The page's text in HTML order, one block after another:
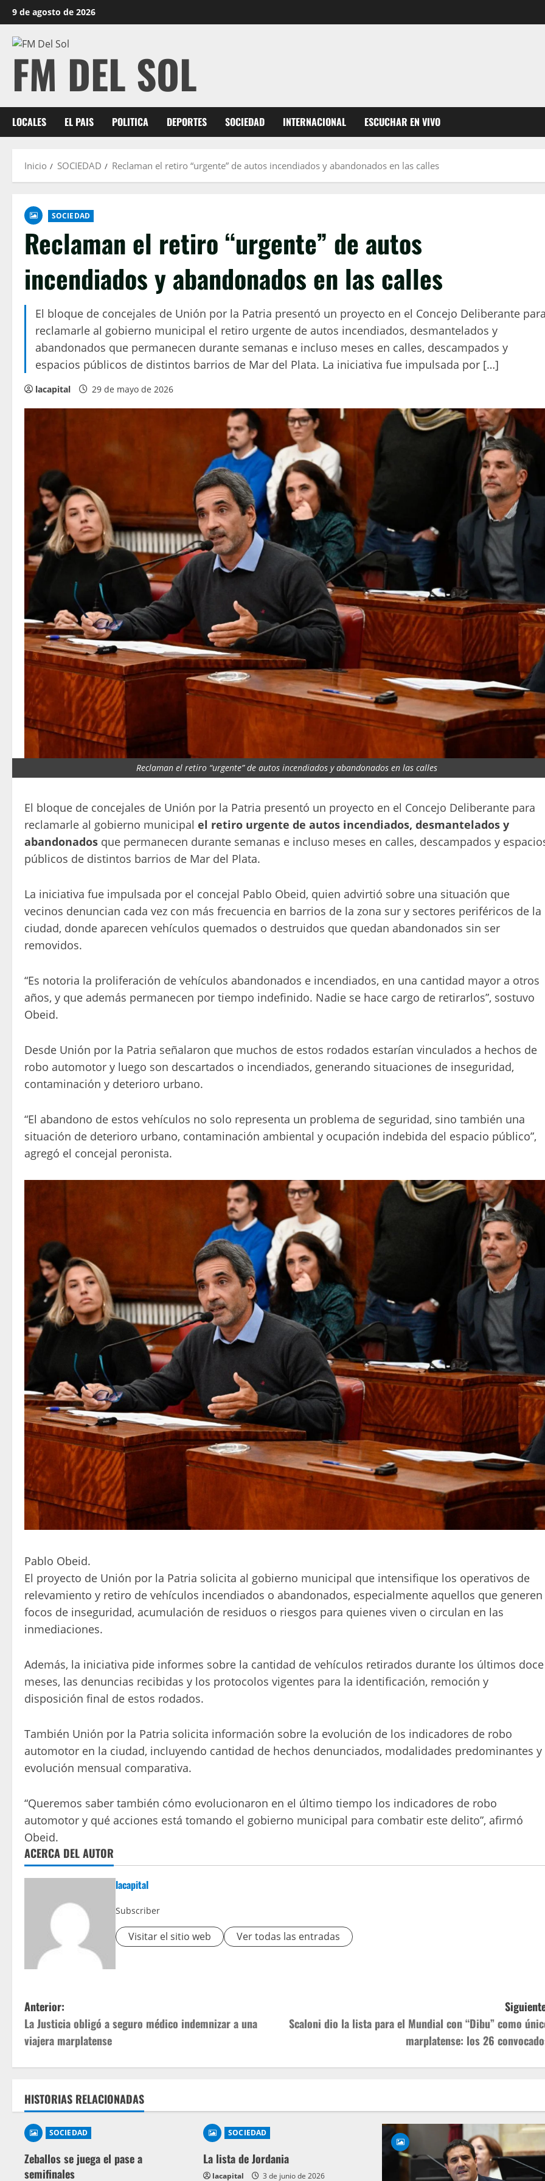
Saltar
al
contenido
9 de agosto de 2026
FM DEL SOL
LOCALES EL PAIS POLITICA DEPORTES SOCIEDAD INTERNACIONAL ESCUCHAR EN VIVO
Inicio SOCIEDAD Reclaman el retiro “urgente” de autos incendiados y abandonados en las calles
SOCIEDAD
Reclaman el retiro “urgente” de autos
incendiados y abandonados en las calles
El bloque de concejales de Unión por la Patria presentó un proyecto en el Concejo Deliberante
reclamarle al gobierno municipal el retiro urgente de autos incendiados, desmantelados y
abandonados que permanecen durante semanas e incluso meses en calles, descampados y
espacios públicos de distintos barrios de Mar del Plata. La iniciativa fue impulsada por […]
lacapital 29 de mayo de 2026
Reclaman el retiro “urgente” de autos incendiados y abandonados en las calles
El bloque de concejales de Unión por la Patria presentó un proyecto en el Concejo Deliberante para
reclamarle al gobierno municipal el retiro urgente de autos incendiados, desmantelados y
abandonados que permanecen durante semanas e incluso meses en calles, descampados y
públicos de distintos barrios de Mar del Plata.
La iniciativa fue impulsada por el concejal Pablo Obeid, quien advirtió sobre una situación que
vecinos denuncian cada vez con más frecuencia en barrios de la zona sur y sectores periféricos de la
ciudad, donde aparecen vehículos quemados o destruidos que quedan abandonados sin ser
removidos.
“Es notoria la proliferación de vehículos abandonados e incendiados, en una cantidad mayor a otros
años, y que además permanecen por tiempo indefinido. Nadie se hace cargo de retirarlos”, sostuvo
Obeid.
Desde Unión por la Patria señalaron que muchos de estos rodados estarían vinculados a hechos de
robo automotor y luego son descartados o incendiados, generando situaciones de inseguridad,
contaminación y deterioro urbano.
“El abandono de estos vehículos no solo representa un problema de seguridad, sino también una
situación de deterioro urbano, contaminación ambiental y ocupación indebida del espacio público”,
agregó el concejal peronista.
Pablo Obeid.
El proyecto de Unión por la Patria solicita al gobierno municipal que intensifique los operativos de
relevamiento y retiro de vehículos incendiados o abandonados, especialmente aquellos que generen
focos de inseguridad, acumulación de residuos o riesgos para quienes viven o circulan en las
inmediaciones.
Además, la iniciativa pide informes sobre la cantidad de vehículos retirados durante los últimos doce
meses, las denuncias recibidas y los protocolos vigentes para la identificación, remoción y
disposición final de estos rodados.
También Unión por la Patria solicita información sobre la evolución de los indicadores de robo
automotor en la ciudad, incluyendo cantidad de hechos denunciados, modalidades predominantes y
evolución mensual comparativa.
“Queremos saber también cómo evolucionaron en el último tiempo los indicadores de robo
automotor y qué acciones está tomando el gobierno municipal para combatir este delito”, afirmó
Obeid.
ACERCA DEL AUTOR
lacapital
Subscriber
Visitar el sitio web Ver todas las entradas
N
a
v
e
g
a
c
i
Anterior:
La Justicia obligó a seguro médico indemnizar a una
viajera marplatense
Scaloni dio la lista para el Mundial con “Dibu” como
marplatense: los 26
HISTORIAS RELACIONADAS
SOCIEDAD
Zeballos se juega el pase a
semifinales
SOCIEDAD
La lista de Jordania
lacapital 3 de junio de 2026